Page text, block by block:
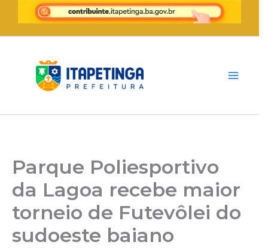
para
conteúdo
Parque Poliesportivo
da Lagoa recebe maior
torneio de Futevôlei do
sudoeste baiano